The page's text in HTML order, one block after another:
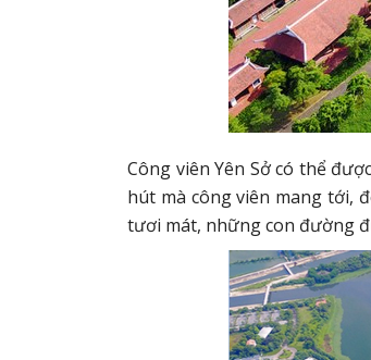
Công viên Yên Sở có thể
hút mà công viên mang tới,
tươi mát, những con đường